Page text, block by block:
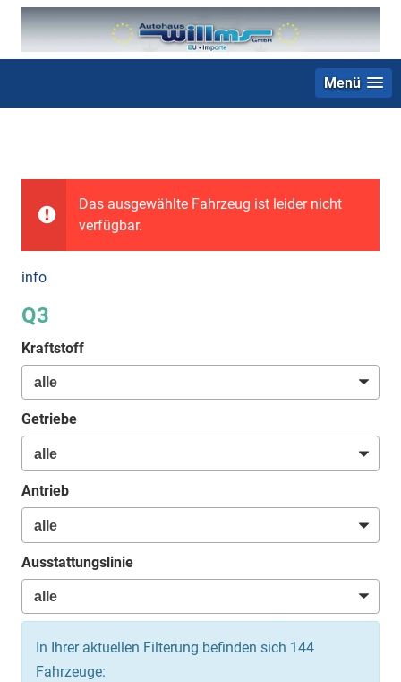
Menü
Das ausgewählte Fahrzeug ist leider nicht
verfügbar.
info
Q3
Kraftstoff
Getriebe
Antrieb
Ausstattungslinie
In Ihrer aktuellen Filterung befinden sich 144
Fahrzeuge: